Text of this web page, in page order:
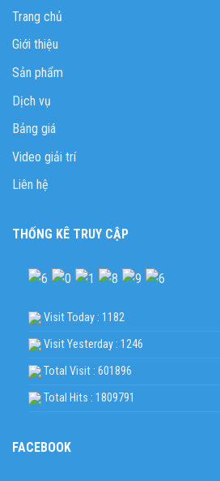
Trang chủ
Giới thiệu
Sản phẩm
Dịch vụ
Bảng giá
Video giải trí
Liên hệ
THỐNG KÊ TRUY CẬP
Visit Today : 1182
Visit Yesterday : 1246
Total Visit : 601896
Total Hits : 1809791
FACEBOOK